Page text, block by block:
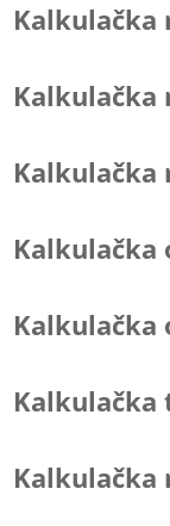
Kalkulačka
Kalkulačka
Kalkulačka
Kalkulačka
Kalkulačka
Kalkulačka